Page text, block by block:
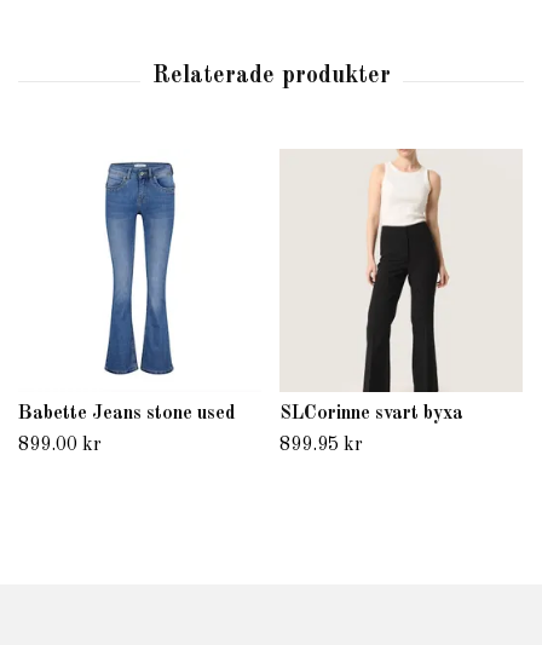
Babette Jeans stone used
899.00 kr
SLCorinne svart byxa
899.95 kr